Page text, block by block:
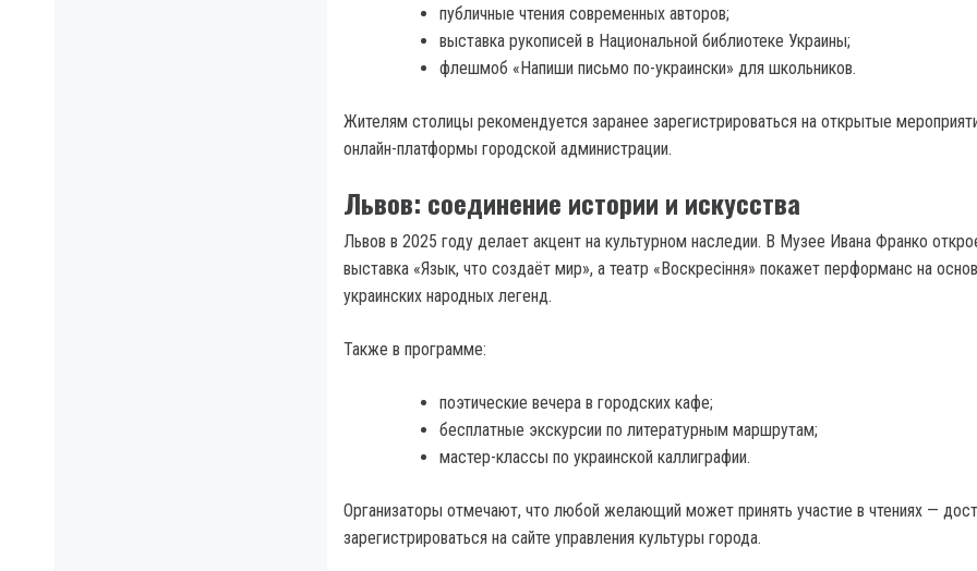
публичные чтения современных авторов;
выставка рукописей в Национальной библиотеке Украины;
флешмоб «Напиши письмо по-украински» для школьников.
Жителям столицы рекомендуется заранее зарегистрироваться на открытые
онлайн-платформы городской администрации.
Львов: соединение истории и искусства
Львов в 2025 году делает акцент на культурном наследии. В Музее Ивана Франко
выставка «Язык, что создаёт мир», а театр «Воскресіння» покажет перформанс на
украинских народных легенд.
Также в программе:
поэтические вечера в городских кафе;
бесплатные экскурсии по литературным маршрутам;
мастер-классы по украинской каллиграфии.
Организаторы отмечают, что любой желающий может принять участие в чтениях —
зарегистрироваться на сайте управления культуры города.